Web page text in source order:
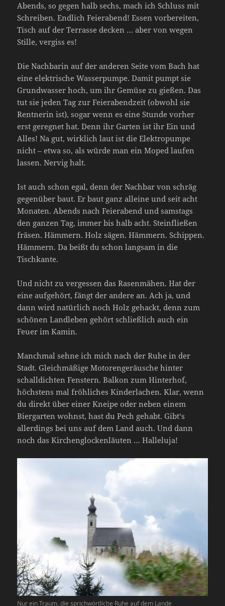
Abends, so gegen halb sechs, mach ich Schluss mit
Schreiben. Endlich Feierabend! Essen vorbereiten,
Tisch auf der Terrasse decken … aber von wegen
Stille, vergiss es!
Die Nachbarin auf der anderen Seite vom Bach hat
eine elektrische Wasserpumpe. Damit pumpt sie
Grundwasser hoch, um ihr Gemüse zu gießen. Das
tut sie jeden Tag zur Feierabendzeit (obwohl sie
Rentnerin ist), sogar wenn es eine Stunde vorher
erst geregnet hat. Denn ihr Garten ist ihr Ein und
Alles! Na gut, wirklich laut ist die Elektropumpe
nicht – etwa so, als würde man ein Moped laufen
lassen. Nervig halt.
Ist auch schon egal, denn der Nachbar von schräg
gegenüber baut. Er baut ganz alleine und seit acht
Monaten. Abends nach Feierabend und samstags
den ganzen Tag, immer bis halb acht. Steinfließen
fräsen. Hämmern. Holz sägen. Hämmern. Schippen.
Hämmern. Da beißt du schon langsam in die
Tischkante.
Und nicht zu vergessen das Rasenmähen. Hat der
eine aufgehört, fängt der andere an. Ach ja, und
dann wird natürlich noch Holz gehackt, denn zum
schönen Landleben gehört schließlich auch ein
Feuer im Kamin.
Manchmal sehne ich mich nach der Ruhe in der
Stadt. Gleichmäßige Motorengeräusche hinter
schalldichten Fenstern. Balkon zum Hinterhof,
höchstens mal fröhliches Kinderlachen. Klar, wenn
du direkt über einer Kneipe oder neben einem
Biergarten wohnst, hast du Pech gehabt. Gibt‘s
allerdings bei uns auf dem Land auch. Und dann
noch das Kirchenglockenläuten … Halleluja!
Nur ein Traum, die sprichwörtliche Ruhe auf dem Lande